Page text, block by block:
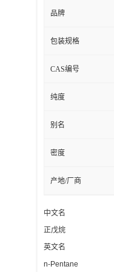
品牌
包装规格
CAS编号
纯度
别名
密度
产地/厂商
中文名
正戊烷
英文名
n-Pentane